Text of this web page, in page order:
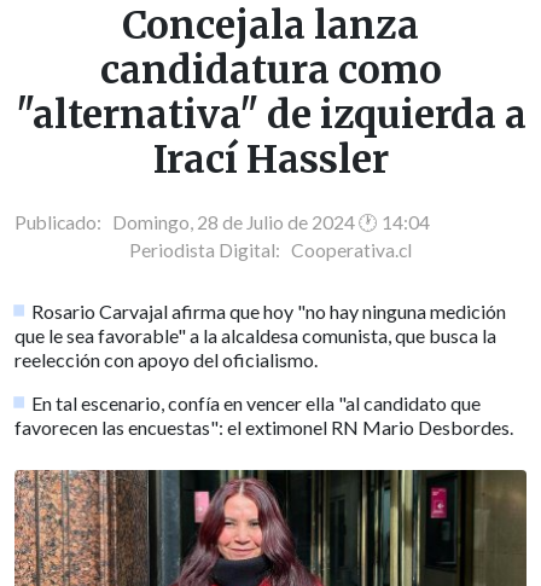
Concejala lanza
candidatura como
"alternativa" de izquierda a
Irací Hassler
Publicado: Domingo, 28 de Julio de 2024 🕐 14:04
Periodista Digital: Cooperativa.cl
Rosario Carvajal afirma que hoy "no hay ninguna medición
que le sea favorable" a la alcaldesa comunista, que busca la
reelección con apoyo del oficialismo.
En tal escenario, confía en vencer ella "al candidato que
favorecen las encuestas": el extimonel RN Mario Desbordes.